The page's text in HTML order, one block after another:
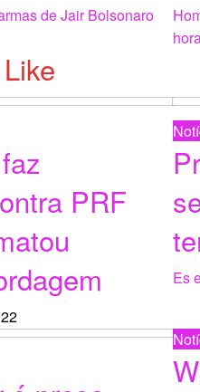
de Jair Bolsonaro
Post
PRF
Es